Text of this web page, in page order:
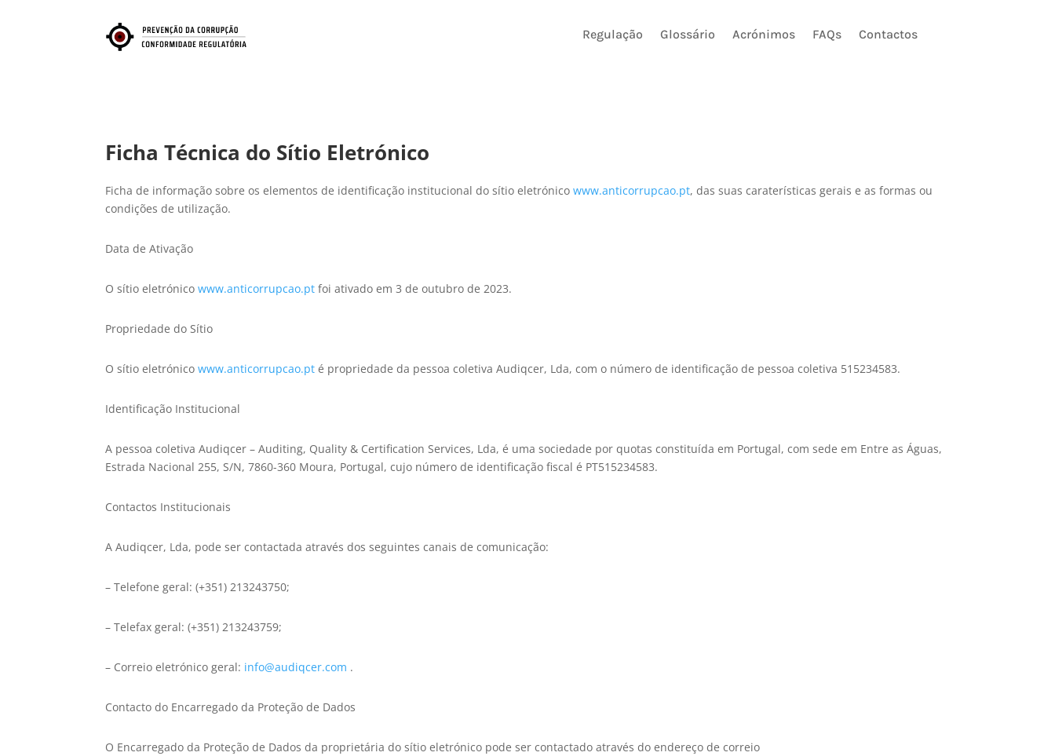
Regulação Glossário Acrónimos FAQs Contactos
Ficha Técnica do Sítio Eletrónico
Ficha de informação sobre os elementos de identificação institucional do sítio eletrónicowww.anticorrupcao.pt, das suas caraterísticas gerais e as formas ou
condições de utilização.
Data de Ativação
O sítio eletrónicowww.anticorrupcao.pt foi ativado em 3 de outubro de 2023.
Propriedade do Sítio
O sítio eletrónicowww.anticorrupcao.pt é propriedade da pessoa coletiva Audiqcer, Lda, com o número de identificação de pessoa coletiva 515234583.
Identificação Institucional
A pessoa coletiva Audiqcer – Auditing, Quality & Certification Services, Lda, é uma sociedade por quotas constituída em Portugal, com sede em Entre as Águas,
Estrada Nacional 255, S/N, 7860-360 Moura, Portugal, cujo número de identificação fiscal é PT515234583.
Contactos Institucionais
A Audiqcer, Lda, pode ser contactada através dos seguintes canais de comunicação:
– Telefone geral: (+351) 213243750;
– Telefax geral: (+351) 213243759;
– Correio eletrónico geral: info@audiqcer.com .
Contacto do Encarregado da Proteção de Dados
O Encarregado da Proteção de Dados da proprietária do sítio eletrónico pode ser contactado através do endereço de correio